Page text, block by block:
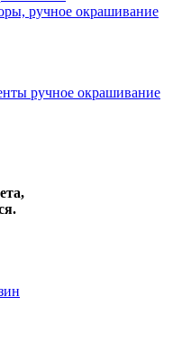
ручное окрашивание
ручное окрашивание